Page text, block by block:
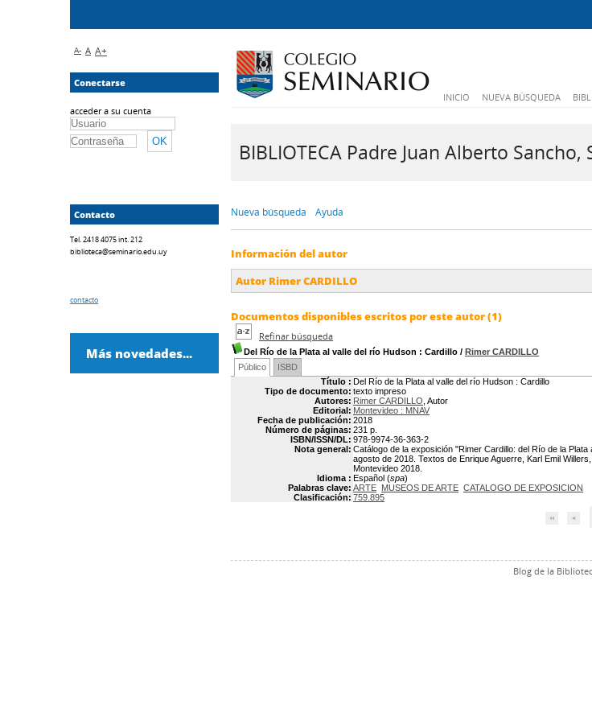
INICIO NUEVA BÚSQUEDA
BIBLIOTECA Padre Juan Alberto Sancho,
Nueva búsqueda Ayuda
Información del autor
Autor Rimer CARDILLO
Documentos disponibles escritos por este autor (1)
Refinar búsqueda
Del Río de la Plata al valle del río Hudson : Cardillo / Rimer CARDILLO
Público
ISBD
Título : Del Río de la Plata al valle del río Hudson : Cardillo
Tipo de documento: texto impreso
Autores: Rimer CARDILLO , Autor
Editorial: Montevideo : MNAV
Fecha de publicación: 2018
Número de páginas: 231 p.
ISBN/ISSN/DL: 978-9974-36-363-2
Nota general: Catálogo de la exposición "Rimer Cardillo: del Río de la
agosto de 2018. Textos de Enrique Aguerre, Karl Emil
Montevideo 2018.
Idioma : Español (spa)
Palabras clave: ARTE MUSEOS DE ARTE CATALOGO DE EXPOSICION
Clasificación: 759.895
Blog de la
A- A A+
Conectarse
acceder a su cuenta
Contacto
Tel. 2418 4075 int. 212
biblioteca@seminario.edu.uy
contacto
Más novedades...